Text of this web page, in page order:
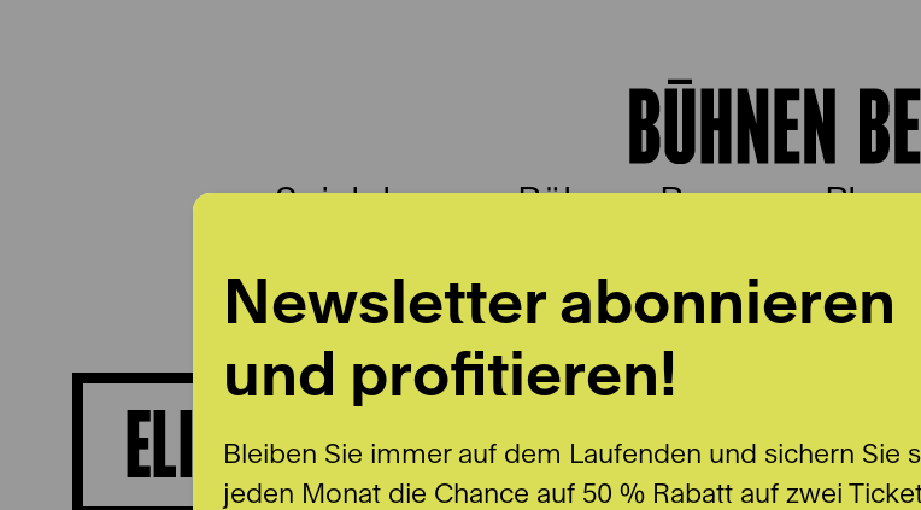
Spielplan Bühnen Bern Plus
ELISA LYNN DILLIER
Newsletter abonnieren
und profitieren!
Bleiben Sie immer auf dem Laufenden und sichern Sie
jeden Monat die Chance auf 50 % Rabatt auf zwei